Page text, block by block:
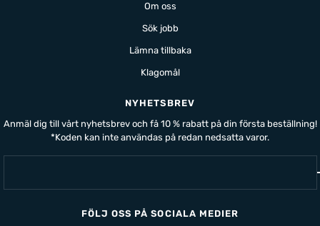
Om oss
Sök jobb
Lämna tillbaka
Klagomål
NYHETSBREV
Anmäl dig till vårt nyhetsbrev och få 10 % rabatt på din första beställning!
*Koden kan inte användas på redan nedsatta varor.
FÖLJ OSS PÅ SOCIALA MEDIER